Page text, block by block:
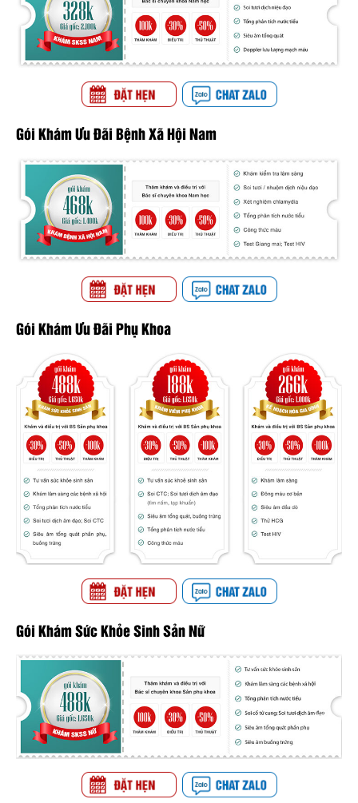
Gói Khám Ưu Đãi Bệnh Xã Hội Nam
Gói Khám Ưu Đãi Phụ Khoa
Gói Khám Sức Khỏe Sinh Sản Nữ